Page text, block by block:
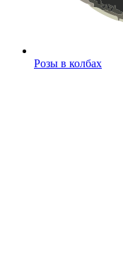
Розы в колбах